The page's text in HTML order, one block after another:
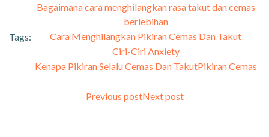
Tags:
Bagaimana cara menghilangkan rasa takut dan cemas
berlebihan
Cara Menghilangkan Pikiran Cemas Dan Takut
Ciri-Ciri Anxiety
Kenapa Pikiran Selalu Cemas Dan TakutPikiran Cemas
Previous postNext post